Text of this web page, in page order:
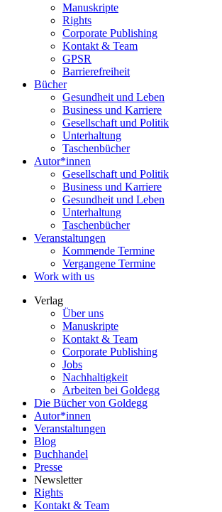
Manuskripte
Rights
Corporate Publishing
Kontakt & Team
GPSR
Barrierefreiheit
Bücher
Gesundheit und Leben
Business und Karriere
Gesellschaft und Politik
Unterhaltung
Taschenbücher
Autor*innen
Gesellschaft und Politik
Business und Karriere
Gesundheit und Leben
Unterhaltung
Taschenbücher
Veranstaltungen
Kommende Termine
Vergangene Termine
Work with us
Verlag
Über uns
Manuskripte
Kontakt & Team
Corporate Publishing
Jobs
Nachhaltigkeit
Arbeiten bei Goldegg
Die Bücher von Goldegg
Autor*innen
Veranstaltungen
Blog
Buchhandel
Presse
Newsletter
Rights
Kontakt & Team